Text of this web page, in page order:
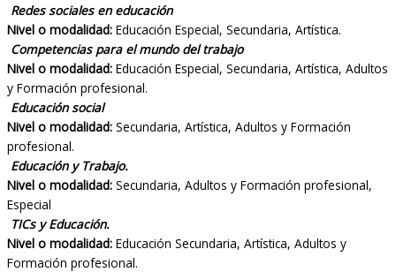
Redes sociales en educación
Nivel o modalidad: Educación Especial, Secundaria, Artística.
Competencias para el mundo del trabajo
Nivel o modalidad: Educación Especial, Secundaria, Artística, Adultos
y Formación profesional.
Educación social
Nivel o modalidad: Secundaria, Artística, Adultos y Formación
profesional.
Educación y Trabajo.
Nivel o modalidad: Secundaria, Adultos y Formación profesional,
Especial
TICs y Educación.
Nivel o modalidad: Educación Secundaria, Artística, Adultos y
Formación profesional.